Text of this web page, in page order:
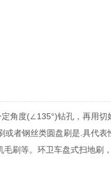
角度(∠135°)钻孔，再用切
者钢丝类圆盘刷是.具代表
刷等。环卫车盘式扫地刷